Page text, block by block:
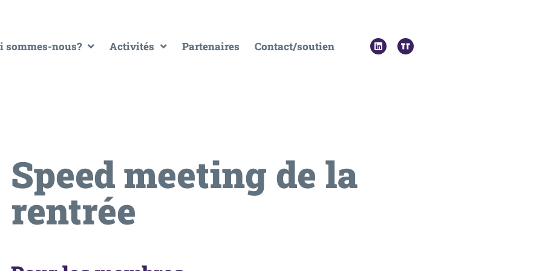
sommes-nous? Activités Partenaires Contact/soutien
Speed meeting de la
rentrée